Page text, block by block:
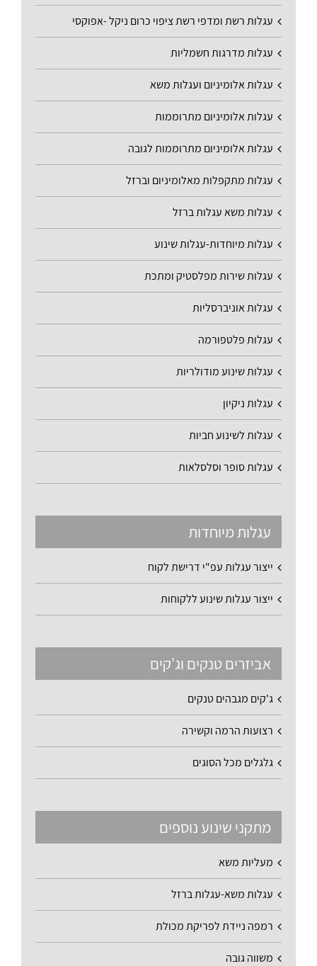
עגלות רשת ומדפי רשת ציפוי כרום ניקל -אפוקסי
עגלות מדרגות חשמליות
עגלות אלומיניום ועגלות משא
עגלות אלומיניום מתרוממות
עגלות אלומיניום מתרוממות לגובה
עגלות מתקפלות מאלומיניום וברזל
עגלות משא עגלות ברזל
עגלות מיוחדות-עגלות שינוע
עגלות שירות מפלסטיק ומתכת
עגלות אוניברסליות
עגלות פלטפורמה
עגלות שינוע מודולריות
עגלות ניקיון
עגלות לשינוע חביות
עגלות סופר וסלסלאות
עגלות מיוחדות
ייצור עגלות עפ"י דרישת לקוח
ייצור עגלות שינוע ללקוחות
אביזרים טנקים וג'קים
ג'קים מגבהים טנקים
רצועות הרמה וקשירה
גלגלים מכל הסוגים
מתקני שינוע נוספים
מעליות משא
עגלות משא-עגלות ברזל
רמפה ניידת לפריקת מכולת
משווה גובה